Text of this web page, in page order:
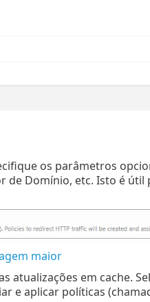
os parâmetros
Domínio, etc. Isto é útil
maior
atualizações em cache.
e aplicar políticas